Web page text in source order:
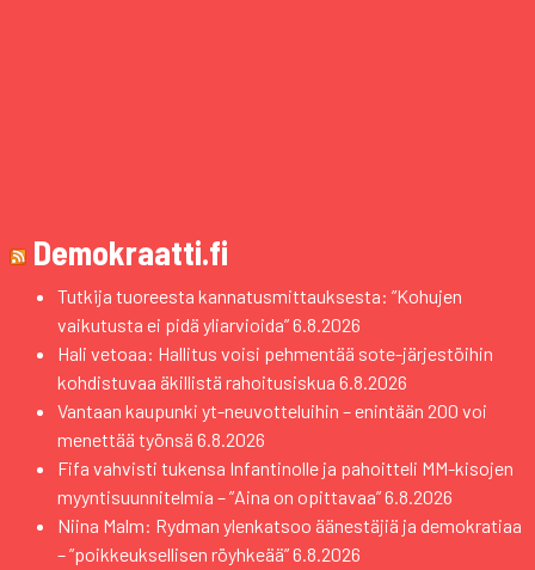
Demokraatti.fi
Tutkija tuoreesta kannatusmittauksesta: ”Kohujen
vaikutusta ei pidä yliarvioida”6.8.2026
Hali vetoaa: Hallitus voisi pehmentää sote-järjestöihin
kohdistuvaa äkillistä rahoitusiskua 6.8.2026
Vantaan kaupunki yt-neuvotteluihin – enintään 200 voi
menettää työnsä 6.8.2026
Fifa vahvisti tukensa Infantinolle ja pahoitteli MM-kisojen
myyntisuunnitelmia – ”Aina on opittavaa”6.8.2026
Niina Malm: Rydman ylenkatsoo äänestäjiä ja demokratiaa
– ”poikkeuksellisen röyhkeää”6.8.2026